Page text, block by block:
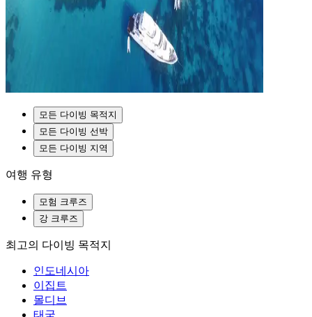
모든 다이빙 목적지
모든 다이빙 선박
모든 다이빙 지역
여행 유형
모험 크루즈
강 크루즈
최고의 다이빙 목적지
인도네시아
이집트
몰디브
태국